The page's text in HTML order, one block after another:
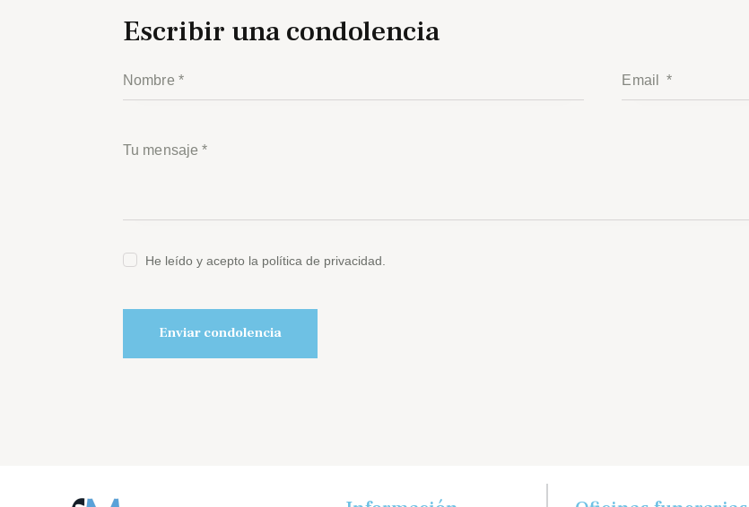
Escribir una condolencia
He leído y acepto la política de privacidad.